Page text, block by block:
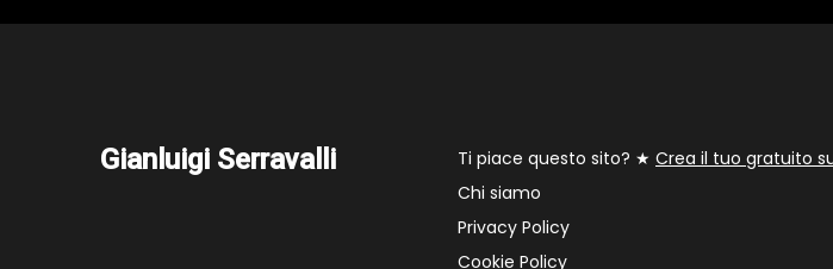
Gianluigi Serravalli Ti piace questo sito? ★ Crea il tuo gratuito
Chi siamo
Privacy Policy
Cookie Policy